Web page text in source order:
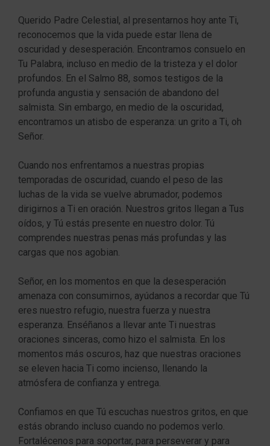
Querido Padre Celestial, al presentarnos hoy ante Ti,
reconocemos que la vida puede estar llena de
oscuridad y desesperación. Encontramos consuelo en
Tu Palabra, incluso en medio de la tristeza y el dolor
profundos. En el Salmo 88, somos testigos de la
profunda angustia y sensación de abandono del
salmista. Sin embargo, en medio de la oscuridad,
encontramos un atisbo de esperanza: un grito a Ti, oh
Señor.
Cuando nos enfrentamos a nuestras propias
temporadas de oscuridad, cuando el peso de las
luchas de la vida se vuelve abrumador, podemos
dirigirnos a Ti en oración. Nuestros gritos llegan a Tus
oídos, y Tú estás presente en nuestro dolor. Tú
comprendes nuestras penas más profundas y las
cargas que nos agobian.
Señor, en los momentos en que la desesperación
amenaza con consumirnos, ayúdanos a recordar que Tú
eres nuestro refugio, nuestra fuerza y nuestra
esperanza. Enséñanos a llevar ante Ti nuestras
oraciones sinceras, como hizo el salmista. En los
momentos más oscuros, haz que nuestras oraciones
se eleven hacia Ti como incienso, llenando la
atmósfera de confianza y entrega.
Confiamos en que Tú escuchas nuestros gritos, en que
estás obrando incluso cuando no podemos verlo.
Fortalécenos para soportar, para perseverar y para